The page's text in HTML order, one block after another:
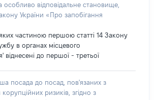
особливо відповідальне становище,
України «Про запобігання
частиною першою статті 14 Закону
в органах місцевого
віднесені до першої - третьої
посада до посад, пов'язаних з
ризиків, згідно з